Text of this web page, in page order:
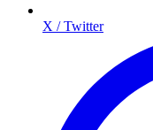
X / Twitter